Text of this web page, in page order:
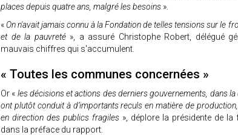
places depuis quatre ans, malgré les besoins ».
«On n'avait jamais connu à la Fondation de telles tensions sur le
et de la pauvreté», a assuré Christophe Robert, délégué
mauvais chiffres qui s'accumulent.
« Toutes les communes concernées »
Or « les décisions et actions des derniers gouvernements, dans
ont plutôt conduit à d’importants reculs en matière de
en direction des publics fragiles », déplore la présidente de la
dans la préface du rapport.